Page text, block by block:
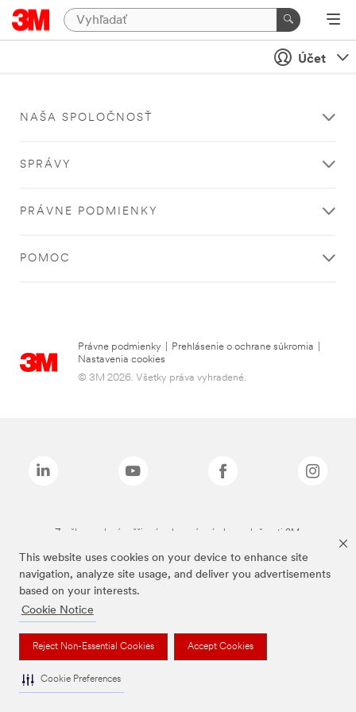
This website uses cookies on your device to enhance site
navigation, analyze site usage, and deliver you advertisements
based on your interests.
Cookie Notice
Reject Non-Essential Cookies Accept Cookies
Cookie Preferences
Účet
NAŠA SPOLOČNOSŤ
SPRÁVY
PRÁVNE PODMIENKY
POMOC
Právne podmienky Prehlásenie o ochrane súkromia
Nastavenia cookies
© 3M 2026. Všetky práva vyhradené.
Značky uvedené vyššie sú ochranné známky spoločnosti 3M.